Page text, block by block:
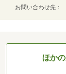
お問い合わせ先
ほか